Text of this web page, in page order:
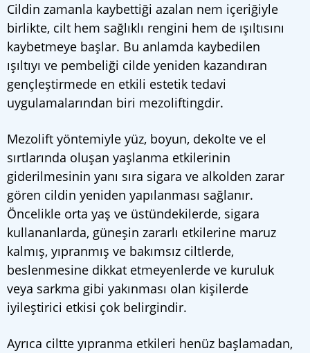
Cildin zamanla kaybettiği azalan nem içeriğiyle
birlikte, cilt hem sağlıklı rengini hem de ışıltısını
kaybetmeye başlar. Bu anlamda kaybedilen
ışıltıyı ve pembeliği cilde yeniden kazandıran
gençleştirmede en etkili estetik tedavi
uygulamalarından biri mezoliftingdir.
Mezolift yöntemiyle yüz, boyun, dekolte ve el
sırtlarında oluşan yaşlanma etkilerinin
giderilmesinin yanı sıra sigara ve alkolden zarar
gören cildin yeniden yapılanması sağlanır.
Öncelikle orta yaş ve üstündekilerde, sigara
kullananlarda, güneşin zararlı etkilerine maruz
kalmış, yıpranmış ve bakımsız ciltlerde,
beslenmesine dikkat etmeyenlerde ve kuruluk
veya sarkma gibi yakınması olan kişilerde
iyileştirici etkisi çok belirgindir.
Ayrıca ciltte yıpranma etkileri henüz başlamadan,